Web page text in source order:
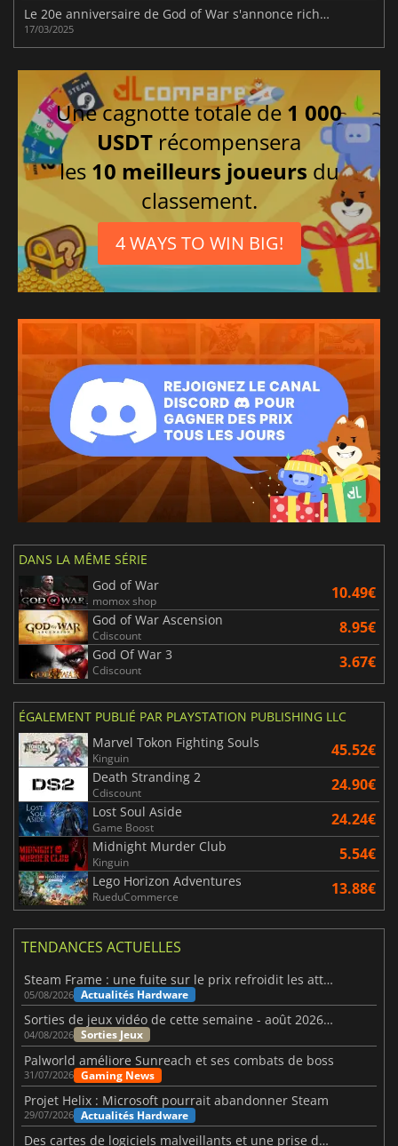
Le 20e anniversaire de God of War s'annonce riche en surprises et annonces
17/03/2025
Une cagnotte totale de 1 000
USDT récompensera
les 10 meilleurs joueurs du
classement.
4 WAYS TO WIN BIG!
DANS LA MÊME SÉRIE
God of War
momox shop 10.49€
God of War Ascension
Cdiscount 8.95€
God Of War 3
Cdiscount 3.67€
ÉGALEMENT PUBLIÉ PAR PLAYSTATION PUBLISHING LLC
Marvel Tokon Fighting Souls
Kinguin 45.52€
Death Stranding 2
Cdiscount 24.90€
Lost Soul Aside
Game Boost 24.24€
Midnight Murder Club
Kinguin 5.54€
Lego Horizon Adventures
RueduCommerce 13.88€
TENDANCES ACTUELLES
Steam Frame : une fuite sur le prix refroidit les attentes VR
05/08/2026 Actualités Hardware
Sorties de jeux vidéo de cette semaine - août 2026 (semaine 32)
04/08/2026 Sorties Jeux
Palworld améliore Sunreach et ses combats de boss
31/07/2026 Gaming News
Projet Helix : Microsoft pourrait abandonner Steam
29/07/2026 Actualités Hardware
Des cartes de logiciels malveillants et une prise de contrôle de Discord ont touché Meccha Chameleon